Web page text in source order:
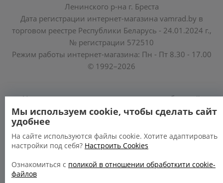
Ленинского р-на г. Бреста
Дата регистрации интернет-магазина vamrad.by в
торговом реестре Республики Беларусь - 24.01.2024 г.,
№ регистрации 572510
Режим работы интернет-магазина: Пн - Пт 8.30 - 17.00
© 1992–2026
Уполномоченные по защите прав потребителей
облисполкомов, Минского горисполкома:
https://www.mart.gov.by/activity/zashchita-prav-
potrebiteley/
БРЕСТСКАЯ ОБЛАСТЬ тел. (80162) 26 97 69;
Мы используем cookie, чтобы сделать сайт
удобнее
На сайте используются файлы cookie. Хотите адаптировать
настройки под себя? Настроить Cookies
Ознакомиться с поликой в отношении обработкити cookie-
файлов